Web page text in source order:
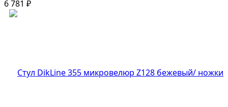
6 781 ₽